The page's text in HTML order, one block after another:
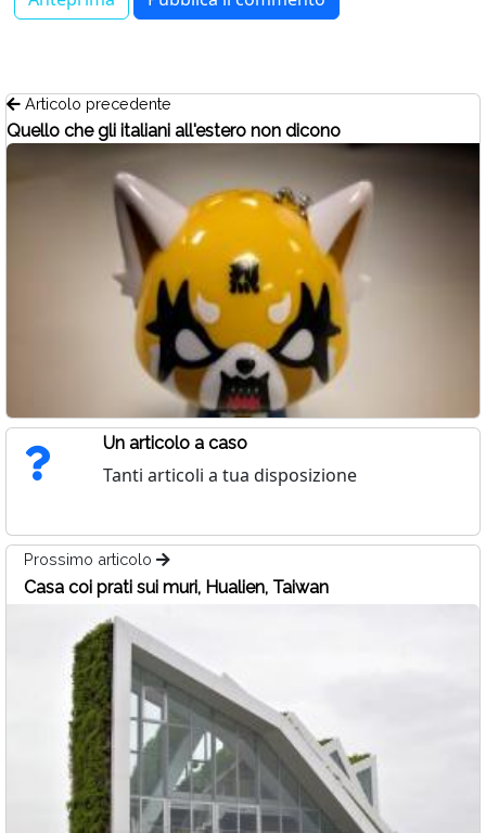
Articolo precedente
Quello che gli italiani all'estero non dicono
Un articolo a caso
Tanti articoli a tua disposizione
Prossimo articolo
Casa coi prati sui muri, Hualien, Taiwan